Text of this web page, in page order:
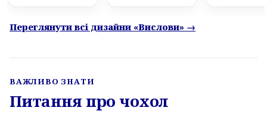
Переглянути всі дизайни «Вислови» →
ВАЖЛИВО ЗНАТИ
Питання про чохол